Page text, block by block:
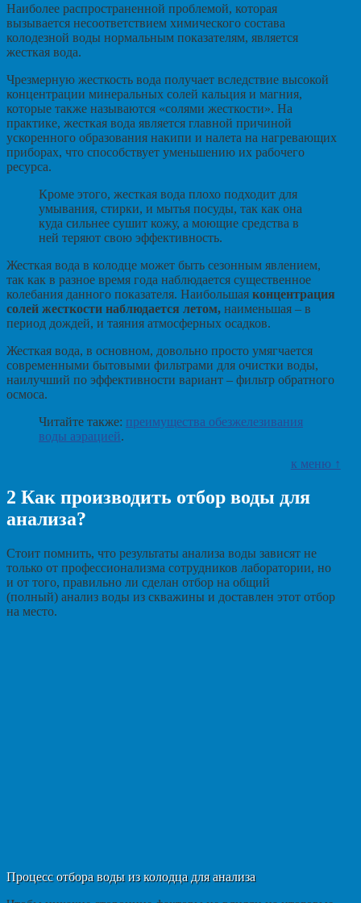
Наиболее распространенной проблемой, которая
вызывается несоответствием химического состава
колодезной воды нормальным показателям, является
жесткая вода.
Чрезмерную жесткость вода получает вследствие высокой
концентрации минеральных солей кальция и магния,
которые также называются «солями жесткости». На
практике, жесткая вода является главной причиной
ускоренного образования накипи и налета на нагревающих
приборах, что способствует уменьшению их рабочего
ресурса.
Кроме этого, жесткая вода плохо подходит для
умывания, стирки, и мытья посуды, так как она
куда сильнее сушит кожу, а моющие средства в
ней теряют свою эффективность.
Жесткая вода в колодце может быть сезонным явлением,
так как в разное время года наблюдается существенное
колебания данного показателя. Наибольшая концентрация
солей жесткости наблюдается летом, наименьшая – в
период дождей, и таяния атмосферных осадков.
Жесткая вода, в основном, довольно просто умягчается
современными бытовыми фильтрами для очистки воды,
наилучший по эффективности вариант – фильтр обратного
осмоса.
Читайте также: преимущества обезжелезивания
воды аэрацией.
к меню ↑
2 Как производить отбор воды для
анализа?
Стоит помнить, что результаты анализа воды зависят не
только от профессионализма сотрудников лаборатории, но
и от того, правильно ли сделан отбор на общий
(полный) анализ воды из скважины и доставлен этот отбор
на место.
Процесс отбора воды из колодца для анализа